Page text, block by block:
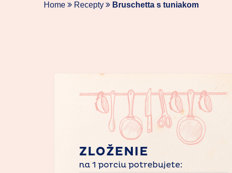
Home Recepty Bruschetta s tuniakom
ZLOŽENIE
na 1 porciu potrebujete: